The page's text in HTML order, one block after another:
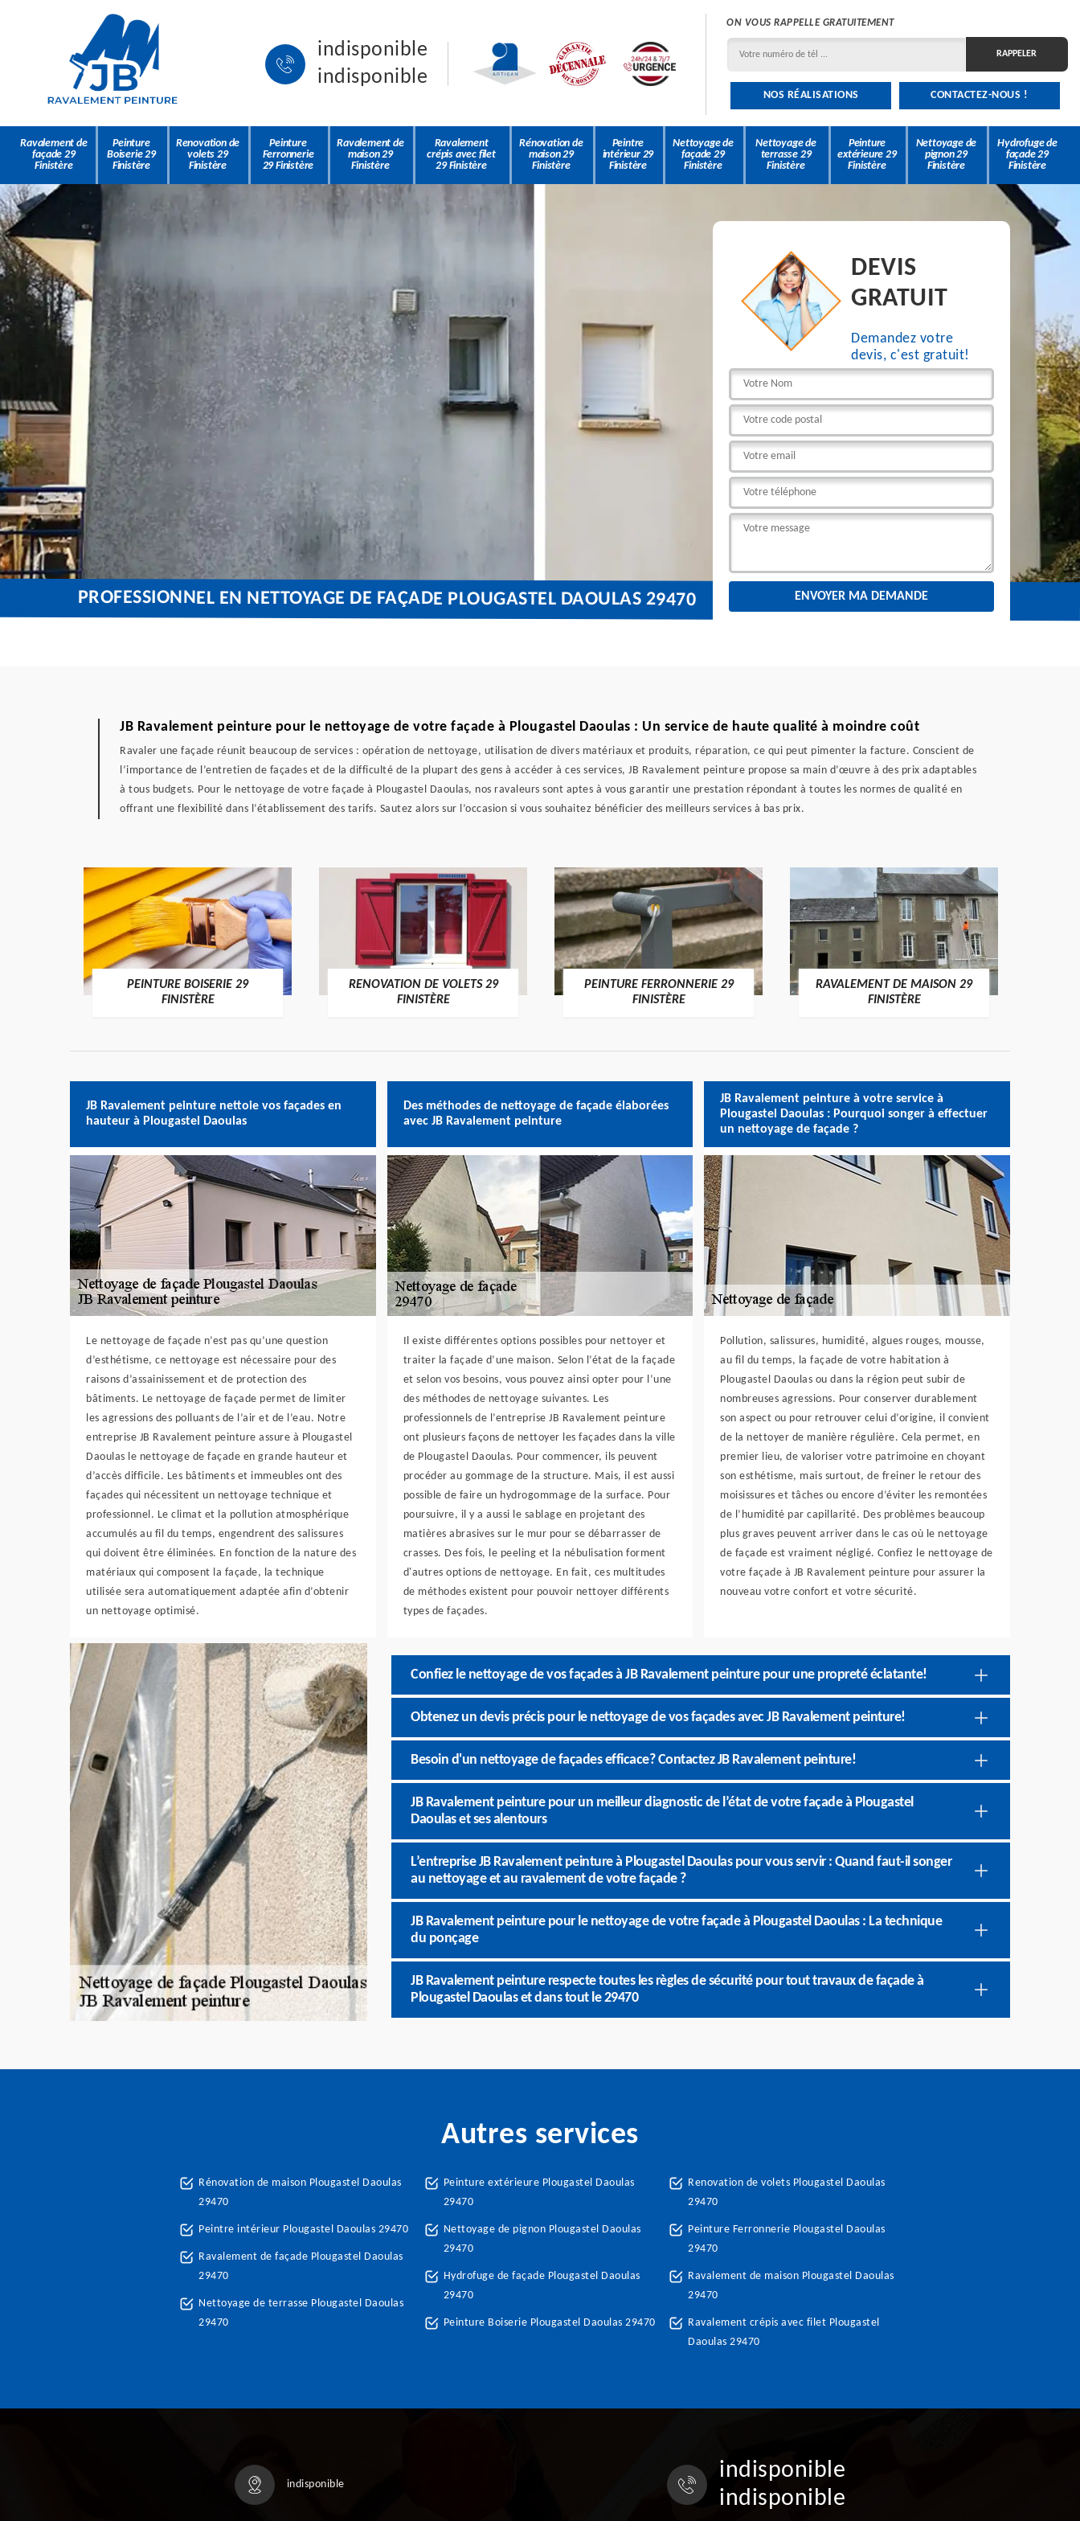
indisponible
indisponible
ON VOUS RAPPELLE GRATUITEMENT
NOS RÉALISATIONS CONTACTEZ-NOUS !
Ravalement de
façade 29
Finistère
Peinture
Boiserie 29
Finistère
Renovation de
volets 29
Finistère
Peinture
Ferronnerie
29 Finistère
Ravalement de
maison 29
Finistère
Ravalement
crépis avec filet
29 Finistère
Rénovation de
maison 29
Finistère
Peintre
intérieur 29
Finistère
Nettoyage de
façade 29
Finistère
Nettoyage de
terrasse 29
Finistère
Peinture
extérieure 29
Finistère
Nettoyage de
pignon 29
Finistère
Hydrofuge de
façade 29
Finistère
DEVIS
GRATUIT
Demandez votre
devis, c'est gratuit!
PROFESSIONNEL EN NETTOYAGE DE FAÇADE PLOUGASTEL DAOULAS 29470
JB Ravalement peinture pour le nettoyage de votre façade à Plougastel Daoulas : Un service de haute qualité à moindre coût
Ravaler une façade réunit beaucoup de services : opération de nettoyage, utilisation de divers matériaux et produits, réparation, ce qui peut pimenter la facture. Conscient de
l’importance de l’entretien de façades et de la difficulté de la plupart des gens à accéder à ces services, JB Ravalement peinture propose sa main d’œuvre à des prix adaptables
à tous budgets. Pour le nettoyage de votre façade à Plougastel Daoulas, nos ravaleurs sont aptes à vous garantir une prestation répondant à toutes les normes de qualité en
offrant une flexibilité dans l’établissement des tarifs. Sautez alors sur l’occasion si vous souhaitez bénéficier des meilleurs services à bas prix.
PEINTURE BOISERIE 29
FINISTÈRE
RENOVATION DE VOLETS 29
FINISTÈRE
PEINTURE FERRONNERIE 29
FINISTÈRE
RAVALEMENT DE MAISON 29
FINISTÈRE
JB Ravalement peinture nettoie vos façades en
hauteur à Plougastel Daoulas
Le nettoyage de façade n’est pas qu’une question
d’esthétisme, ce nettoyage est nécessaire pour des
raisons d’assainissement et de protection des
bâtiments. Le nettoyage de façade permet de limiter
les agressions des polluants de l’air et de l’eau. Notre
entreprise JB Ravalement peinture assure à Plougastel
Daoulas le nettoyage de façade en grande hauteur et
d’accès difficile. Les bâtiments et immeubles ont des
façades qui nécessitent un nettoyage technique et
professionnel. Le climat et la pollution atmosphérique
accumulés au fil du temps, engendrent des salissures
qui doivent être éliminées. En fonction de la nature des
matériaux qui composent la façade, la technique
utilisée sera automatiquement adaptée afin d’obtenir
un nettoyage optimisé.
Des méthodes de nettoyage de façade élaborées
avec JB Ravalement peinture
Il existe différentes options possibles pour nettoyer et
traiter la façade d’une maison. Selon l’état de la façade
et selon vos besoins, vous pouvez ainsi opter pour l’une
des méthodes de nettoyage suivantes. Les
professionnels de l’entreprise JB Ravalement peinture
ont plusieurs façons de nettoyer les façades dans la ville
de Plougastel Daoulas. Pour commencer, ils peuvent
procéder au gommage de la structure. Mais, il est aussi
possible de faire un hydrogommage de la surface. Pour
poursuivre, il y a aussi le sablage en projetant des
matières abrasives sur le mur pour se débarrasser de
crasses. Des fois, le peeling et la nébulisation forment
d'autres options de nettoyage. En fait, ces multitudes
de méthodes existent pour pouvoir nettoyer différents
types de façades.
JB Ravalement peinture à votre service à
Plougastel Daoulas : Pourquoi songer à effectuer
un nettoyage de façade ?
Pollution, salissures, humidité, algues rouges, mousse,
au fil du temps, la façade de votre habitation à
Plougastel Daoulas ou dans la région peut subir de
nombreuses agressions. Pour conserver durablement
son aspect ou pour retrouver celui d’origine, il convient
de la nettoyer de manière régulière. Cela permet, en
premier lieu, de valoriser votre patrimoine en choyant
son esthétisme, mais surtout, de freiner le retour des
moisissures et tâches ou encore d’éviter les remontées
de l’humidité par capillarité. Des problèmes beaucoup
plus graves peuvent arriver dans le cas où le nettoyage
de façade est vraiment négligé. Confiez le nettoyage de
votre façade à JB Ravalement peinture pour assurer la
nouveau votre confort et votre sécurité.
Confiez le nettoyage de vos façades à JB Ravalement peinture pour une propreté éclatante!
Obtenez un devis précis pour le nettoyage de vos façades avec JB Ravalement peinture!
Besoin d'un nettoyage de façades efficace? Contactez JB Ravalement peinture!
JB Ravalement peinture pour un meilleur diagnostic de l’état de votre façade à Plougastel
Daoulas et ses alentours
L’entreprise JB Ravalement peinture à Plougastel Daoulas pour vous servir : Quand faut-il songer
au nettoyage et au ravalement de votre façade ?
JB Ravalement peinture pour le nettoyage de votre façade à Plougastel Daoulas : La technique
du ponçage
JB Ravalement peinture respecte toutes les règles de sécurité pour tout travaux de façade à
Plougastel Daoulas et dans tout le 29470
Autres services
Rénovation de maison Plougastel Daoulas
29470
Peintre intérieur Plougastel Daoulas 29470
Ravalement de façade Plougastel Daoulas
29470
Nettoyage de terrasse Plougastel Daoulas
29470
Peinture extérieure Plougastel Daoulas
29470
Nettoyage de pignon Plougastel Daoulas
29470
Hydrofuge de façade Plougastel Daoulas
29470
Peinture Boiserie Plougastel Daoulas 29470
Renovation de volets Plougastel Daoulas
29470
Peinture Ferronnerie Plougastel Daoulas
29470
Ravalement de maison Plougastel Daoulas
29470
Ravalement crépis avec filet Plougastel
Daoulas 29470
indisponible
indisponible
indisponible